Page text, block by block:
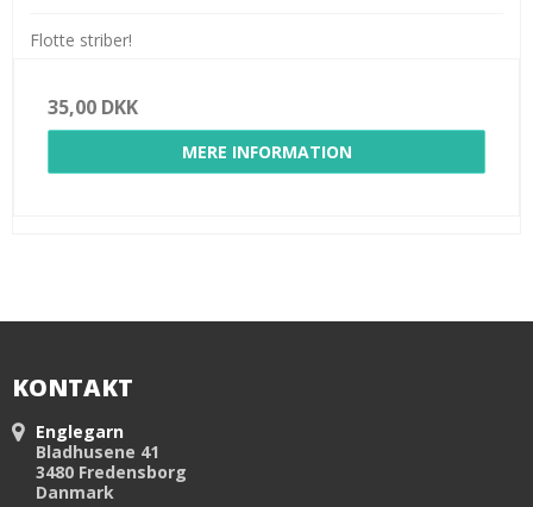
Flotte striber!
35,00 DKK
MERE INFORMATION
KONTAKT
Englegarn
Bladhusene 41
3480 Fredensborg
Danmark